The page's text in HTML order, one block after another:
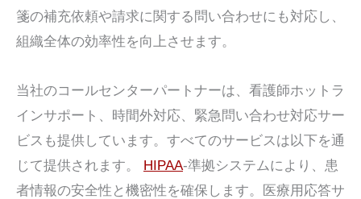
箋の補充依頼や請求に関する問い合わせにも対応し、
組織全体の効率性を向上させます。
当社のコールセンターパートナーは、看護師ホットラ
インサポート、時間外対応、緊急問い合わせ対応サー
ビスも提供しています。すべてのサービスは以下を通
じて提供されます。 HIPAA-準拠システムにより、患
者情報の安全性と機密性を確保します。医療用応答サ